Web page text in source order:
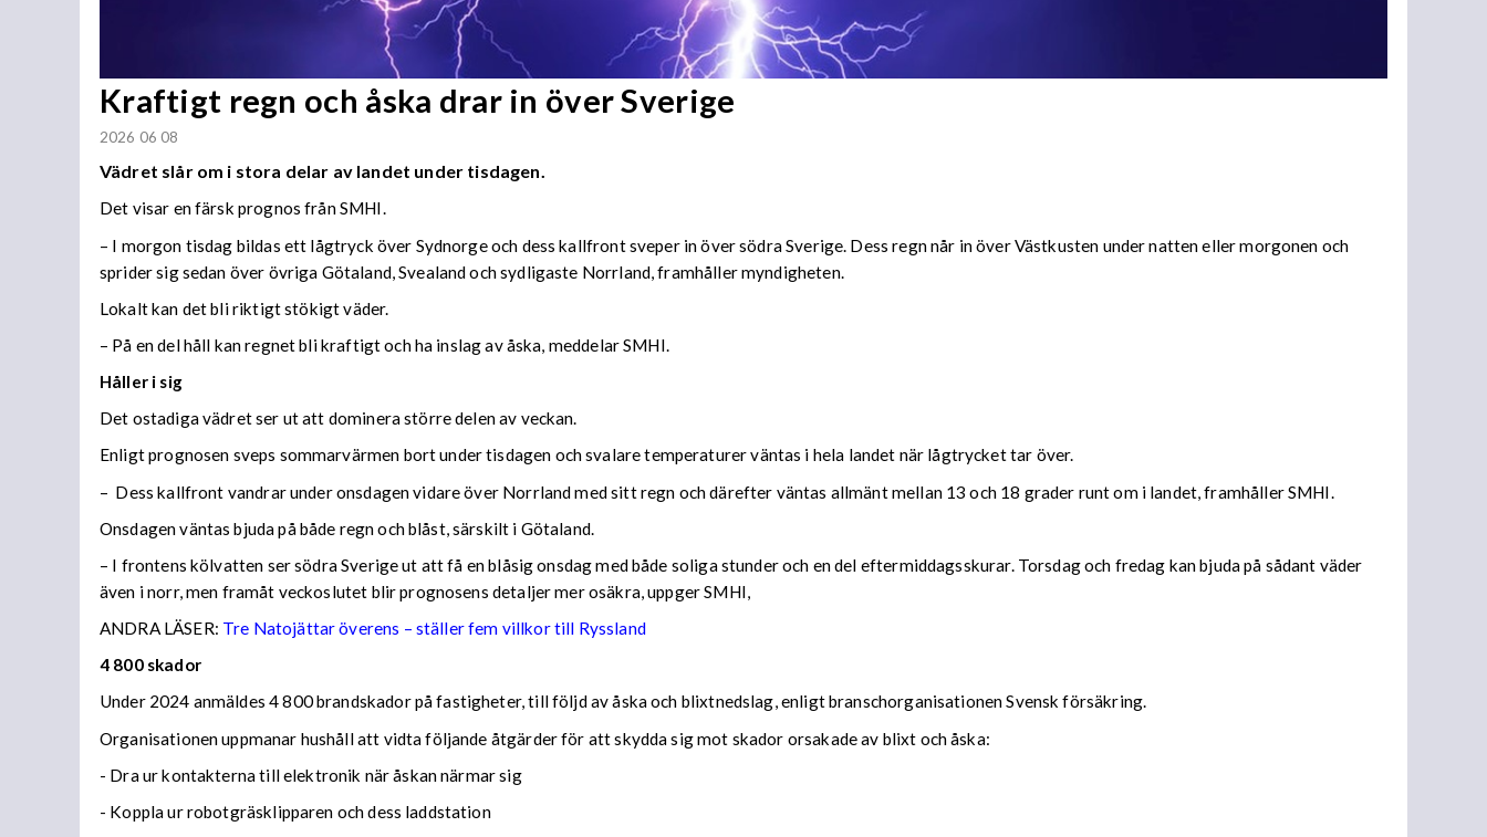
Kraftigt regn och åska drar in över Sverige
2026 06 08
Vädret slår om i stora delar av landet under tisdagen.
Det visar en färsk prognos från SMHI.
– I morgon tisdag bildas ett lågtryck över Sydnorge och dess kallfront sveper in över södra Sverige. Dess regn når in över Västkusten under natten eller morgonen och
sprider sig sedan över övriga Götaland, Svealand och sydligaste Norrland, framhåller myndigheten.
Lokalt kan det bli riktigt stökigt väder.
– På en del håll kan regnet bli kraftigt och ha inslag av åska, meddelar SMHI.
Håller i sig
Det ostadiga vädret ser ut att dominera större delen av veckan.
Enligt prognosen sveps sommarvärmen bort under tisdagen och svalare temperaturer väntas i hela landet när lågtrycket tar över.
– Dess kallfront vandrar under onsdagen vidare över Norrland med sitt regn och därefter väntas allmänt mellan 13 och 18 grader runt om i landet, framhåller SMHI.
Onsdagen väntas bjuda på både regn och blåst, särskilt i Götaland.
– I frontens kölvatten ser södra Sverige ut att få en blåsig onsdag med både soliga stunder och en del eftermiddagsskurar. Torsdag och fredag kan bjuda på sådant väder
även i norr, men framåt veckoslutet blir prognosens detaljer mer osäkra, uppger SMHI,
ANDRA LÄSER: Tre Natojättar överens – ställer fem villkor till Ryssland
4 800 skador
Under 2024 anmäldes 4 800 brandskador på fastigheter, till följd av åska och blixtnedslag, enligt branschorganisationen Svensk försäkring.
Organisationen uppmanar hushåll att vidta följande åtgärder för att skydda sig mot skador orsakade av blixt och åska:
- Dra ur kontakterna till elektronik när åskan närmar sig
- Koppla ur robotgräsklipparen och dess laddstation